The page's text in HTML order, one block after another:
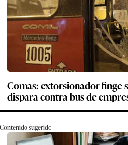
Comas: extorsionador finge
dispara contra bus de
Contenido sugerido